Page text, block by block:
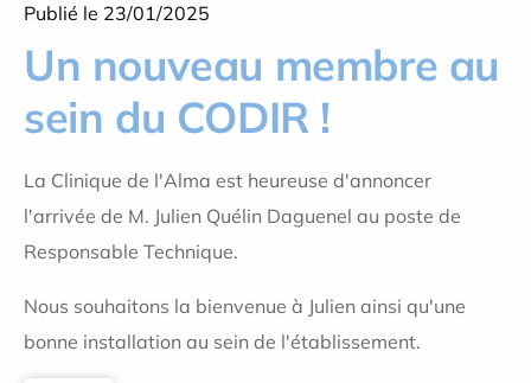
Publié le 23/01/2025
Un nouveau membre au
sein du CODIR !
La Clinique de l'Alma est heureuse d'annoncer
l'arrivée de M. Julien Quélin Daguenel au poste de
Responsable Technique.
Nous souhaitons la bienvenue à Julien ainsi qu'une
bonne installation au sein de l'établissement.